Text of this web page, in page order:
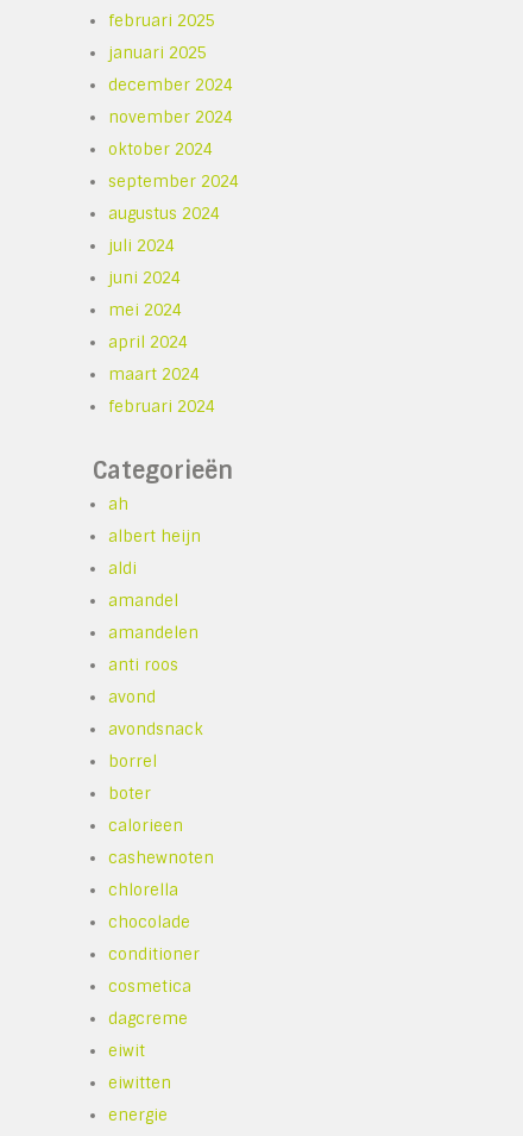
februari 2025
januari 2025
december 2024
november 2024
oktober 2024
september 2024
augustus 2024
juli 2024
juni 2024
mei 2024
april 2024
maart 2024
februari 2024
Categorieën
ah
albert heijn
aldi
amandel
amandelen
anti roos
avond
avondsnack
borrel
boter
calorieen
cashewnoten
chlorella
chocolade
conditioner
cosmetica
dagcreme
eiwit
eiwitten
energie